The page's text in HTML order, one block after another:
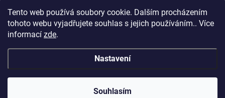
Tento web používá soubory cookie. Dalším procházením
tohoto webu vyjadřujete souhlas s jejich používáním.. Více
informací zde.
Nastavení
Souhlasím